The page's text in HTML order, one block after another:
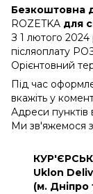
Безкоштовна
ROZETKA для
З 1 лютого 2024
післяоплату
Орієнтовний
Під час
вкажіть у
Адреси
Ми зв'яжемося
Uklon
(м. Дніпро